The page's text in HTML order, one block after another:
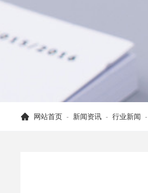
网站首页 - 新闻资讯 - 行业新闻 -